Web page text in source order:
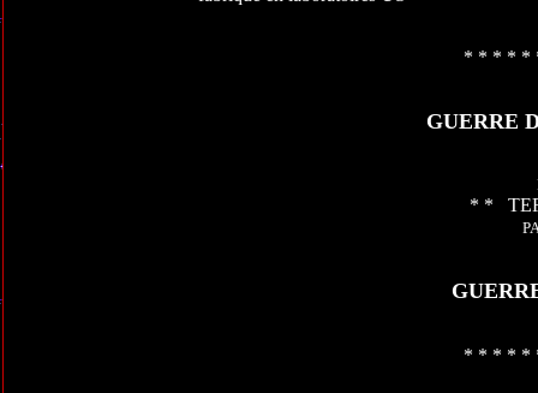
* * * * *
GUERRE
* *
* * * * *